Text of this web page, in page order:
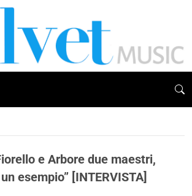
e Arbore due maestri,
esempio” [INTERVISTA]